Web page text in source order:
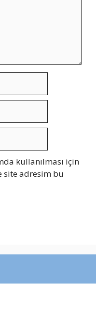
kullanılması için
site adresim bu